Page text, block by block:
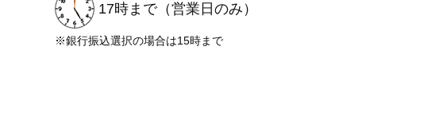
17時まで（営業日のみ）
※銀行振込選択の場合は15時まで